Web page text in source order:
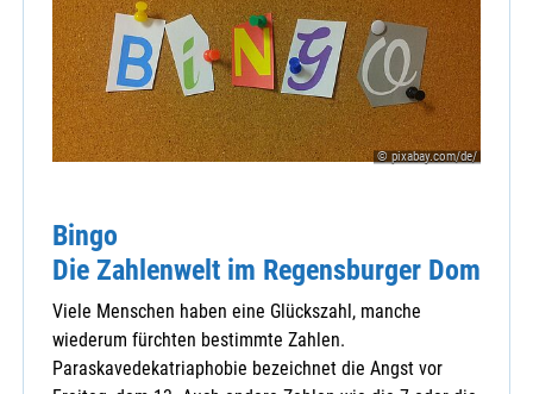
Zenching - Expositur St. Ägidius
Zentrale Veranstaltung KEB Cham
familylab
KAB-Kreisverband
Katholische Jugendstelle Cham
KDFB Bezirksverband Roding
KDFB-Bezirksverband Cham
© pixabay.com/de/
Bingo
Die Zahlenwelt im Regensburger Dom
Viele Menschen haben eine Glückszahl, manche
wiederum fürchten bestimmte Zahlen.
Paraskavedekatriaphobie bezeichnet die Angst vor